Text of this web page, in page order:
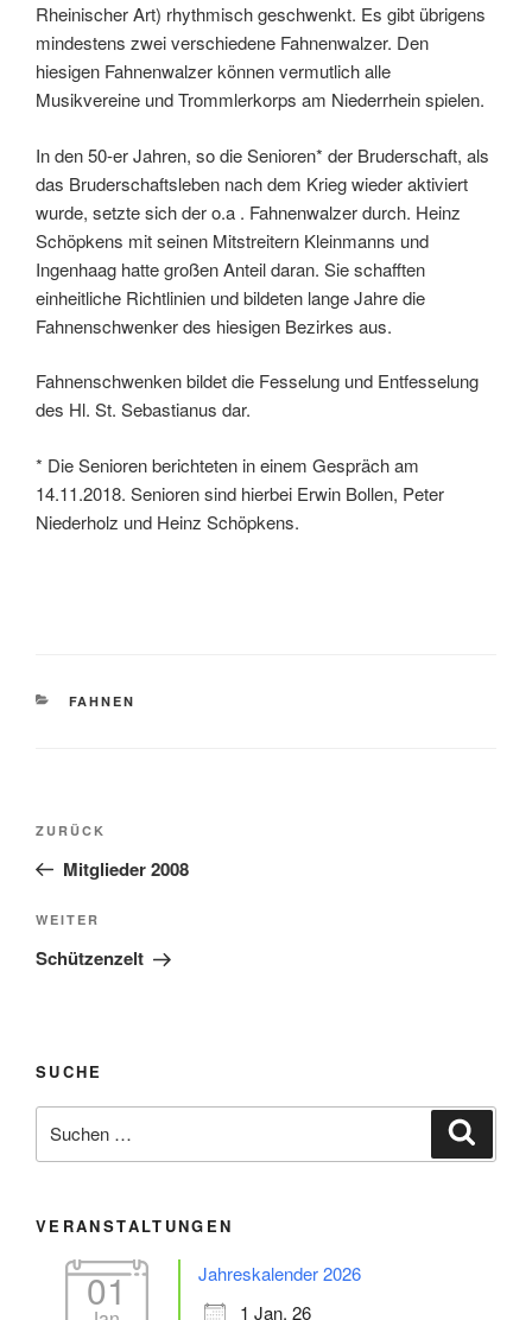
Rheinischer Art) rhythmisch geschwenkt. Es gibt übrigens
mindestens zwei verschiedene Fahnenwalzer. Den
hiesigen Fahnenwalzer können vermutlich alle
Musikvereine und Trommlerkorps am Niederrhein spielen.
In den 50-er Jahren, so die Senioren* der Bruderschaft, als
das Bruderschaftsleben nach dem Krieg wieder aktiviert
wurde, setzte sich der o.a . Fahnenwalzer durch. Heinz
Schöpkens mit seinen Mitstreitern Kleinmanns und
Ingenhaag hatte großen Anteil daran. Sie schafften
einheitliche Richtlinien und bildeten lange Jahre die
Fahnenschwenker des hiesigen Bezirkes aus.
Fahnenschwenken bildet die Fesselung und Entfesselung
des Hl. St. Sebastianus dar.
* Die Senioren berichteten in einem Gespräch am
14.11.2018. Senioren sind hierbei Erwin Bollen, Peter
Niederholz und Heinz Schöpkens.
KATEGORIEN
FAHNEN
Beitragsnavigation
Vorheriger
Beitrag
ZURÜCK
Mitglieder 2008
Nächster
Beitrag
WEITER
Schützenzelt
SUCHE
nach:
VERANSTALTUNGEN
01
Jahreskalender 2026
1 Jan. 26